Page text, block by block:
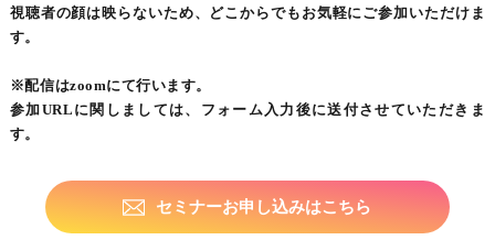
視聴者の顔は映らないため、どこからでもお気軽にご参加いただけま
す。
※配信はzoomにて行います。
参加URLに関しましては、フォーム入力後に送付させていただきま
す。
セミナーお申し込みはこちら